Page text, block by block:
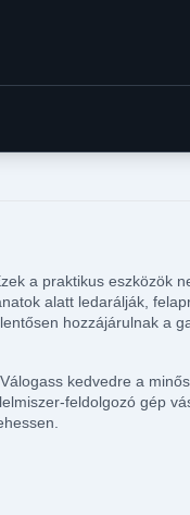
a praktikus eszközök
alatt ledarálják,
hozzájárulnak a
kedvedre a
feldolgozó gép